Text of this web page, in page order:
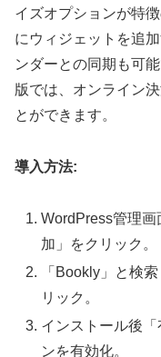
イズオプションが特
にウィジェットを追
ンダーとの同期も可
版では、オンライン
とができます。
導入方法:
WordPress管理
加」をクリック。
「Bookly」と検
リック。
インストール後
ンを有効化。